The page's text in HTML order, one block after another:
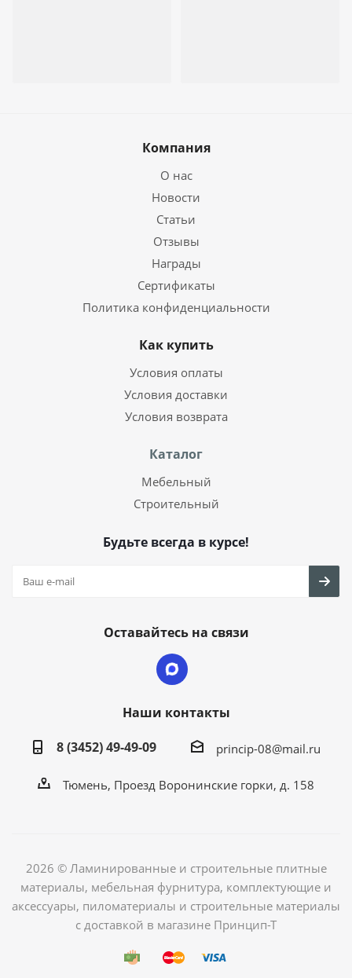
Компания
О нас
Новости
Статьи
Отзывы
Награды
Сертификаты
Политика конфиденциальности
Как купить
Условия оплаты
Условия доставки
Условия возврата
Каталог
Мебельный
Строительный
Будьте всегда в курсе!
Оставайтесь на связи
Наши контакты
8 (3452) 49-49-09
princip-08@mail.ru
Тюмень, Проезд Воронинские горки, д. 158
2026 © Ламинированные и строительные плитные
материалы, мебельная фурнитура, комплектующие и
аксессуары, пиломатериалы и строительные материалы
с доставкой в магазине Принцип-Т